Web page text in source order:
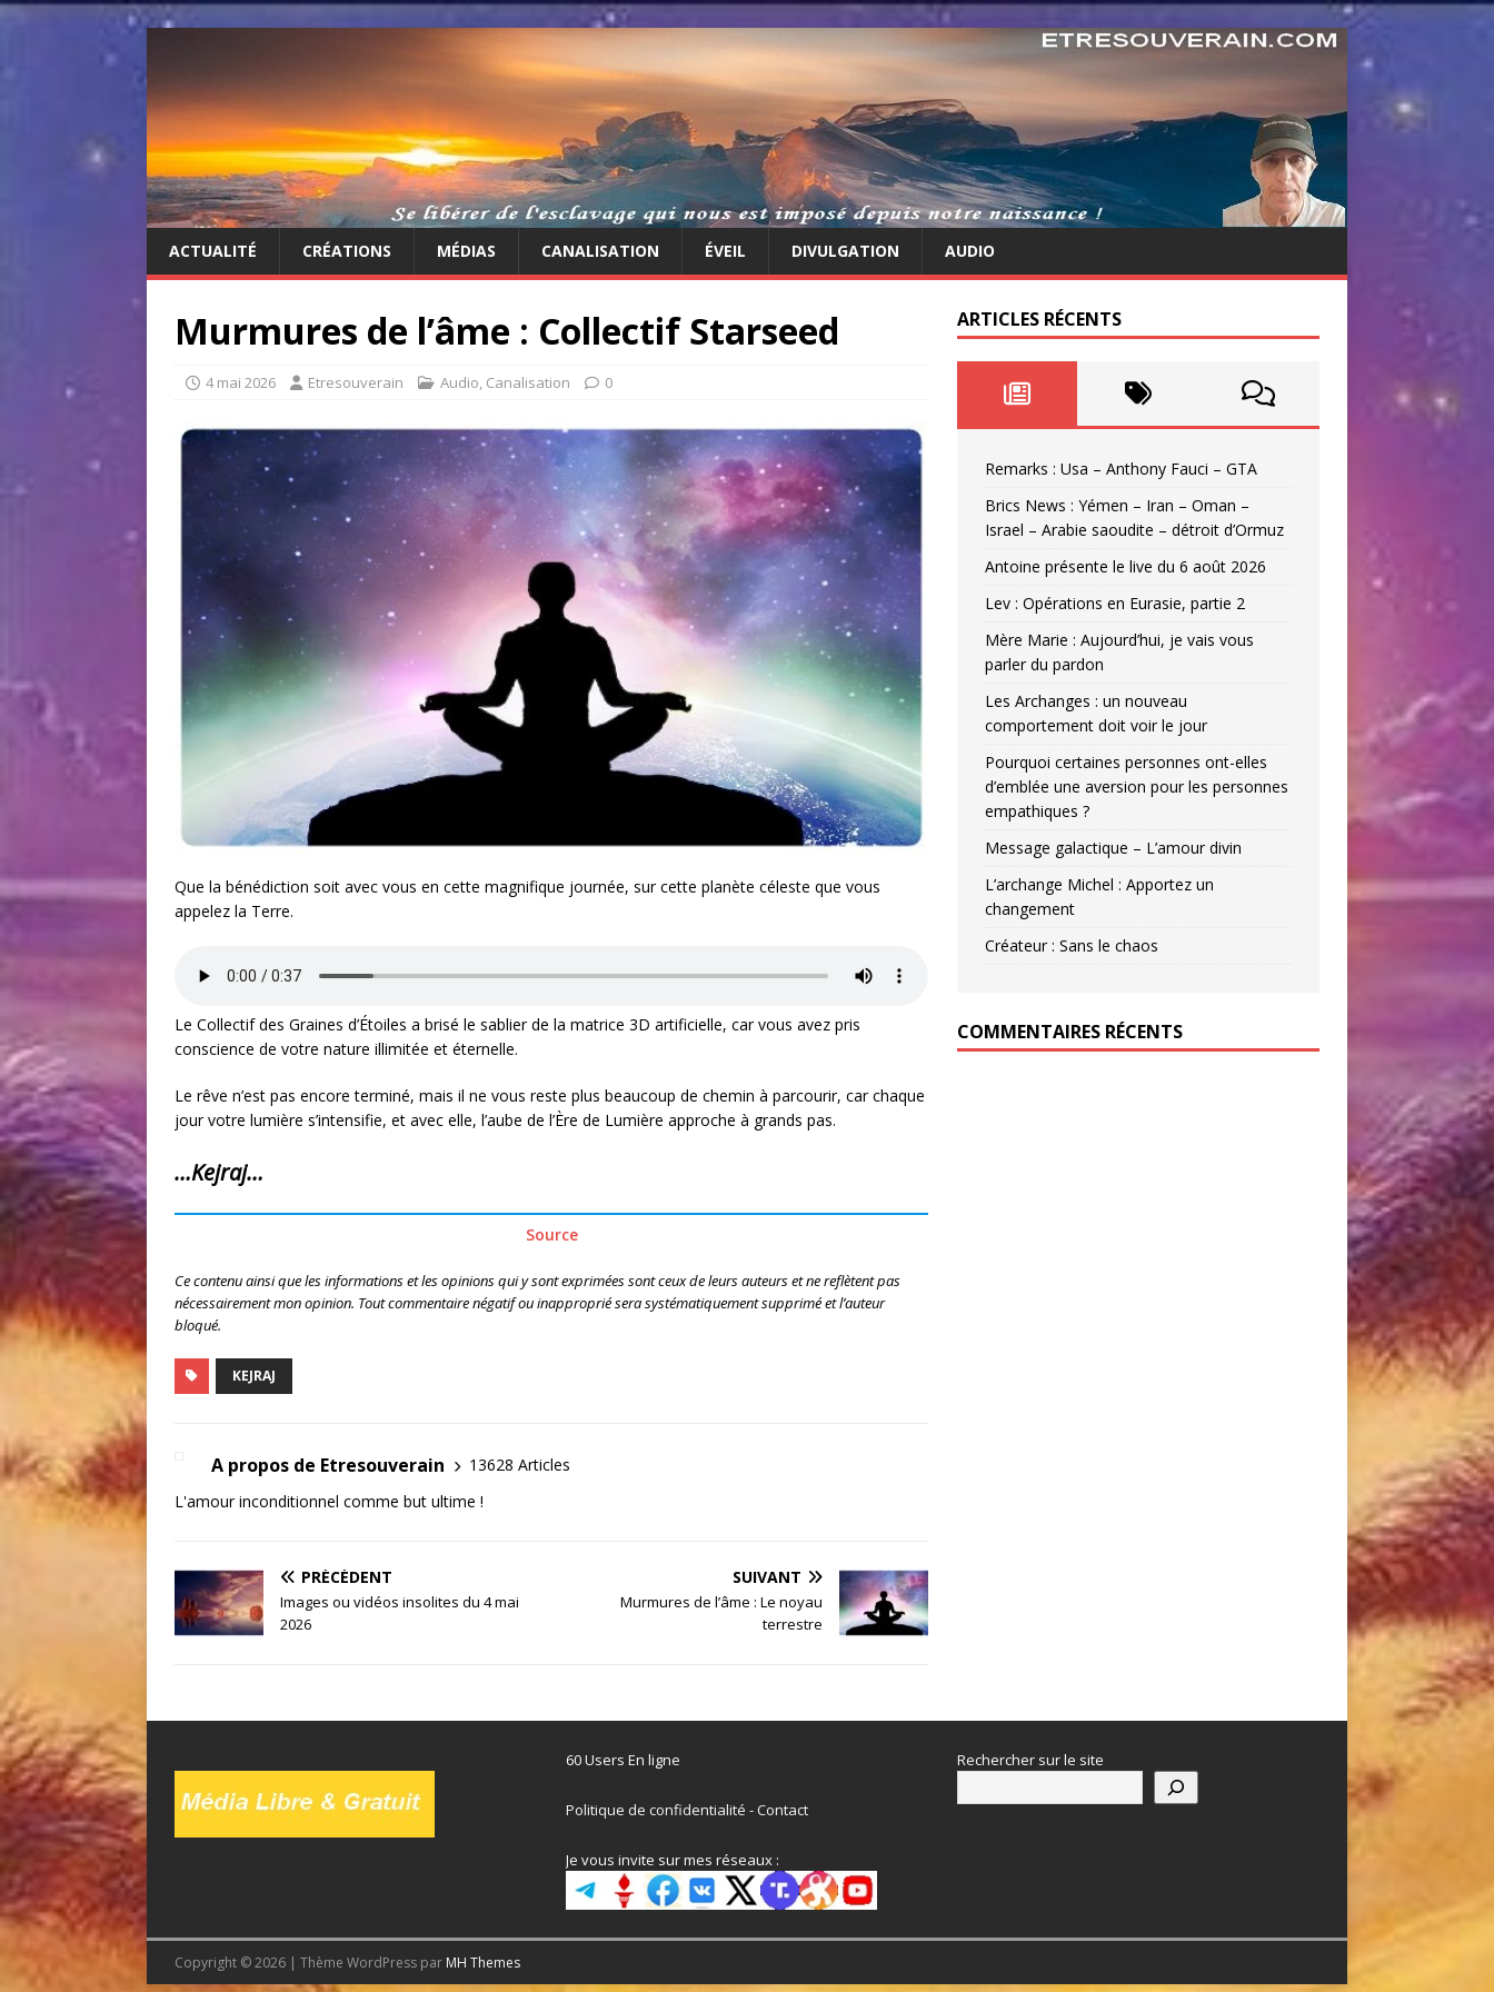
ACTUALITÉ CRÉATIONS MÉDIAS CANALISATION ÉVEIL DIVULGATION AUDIO
Murmures de l’âme : Collectif Starseed
4 mai 2026 Etresouverain Audio, Canalisation 0
Que la bénédiction soit avec vous en cette magnifique journée, sur cette planète céleste que vous
appelez la Terre.
Le Collectif des Graines d’Étoiles a brisé le sablier de la matrice 3D artificielle, car vous avez pris
conscience de votre nature illimitée et éternelle.
Le rêve n’est pas encore terminé, mais il ne vous reste plus beaucoup de chemin à parcourir, car chaque
jour votre lumière s’intensifie, et avec elle, l’aube de l’Ère de Lumière approche à grands pas.
…Kejraj…
Source
Ce contenu ainsi que les informations et les opinions qui y sont exprimées sont ceux de leurs auteurs et ne reflètent pas
nécessairement mon opinion. Tout commentaire négatif ou inapproprié sera systématiquement supprimé et l’auteur
bloqué.
KEJRAJ
A propos de Etresouverain
13628 Articles
L'amour inconditionnel comme but ultime !
PRÉCÉDENT
Images ou vidéos insolites du 4 mai
2026
SUIVANT
Murmures de l’âme : Le noyau
terrestre
ARTICLES RÉCENTS
Remarks : Usa – Anthony Fauci – GTA
Brics News : Yémen – Iran – Oman –
Israel – Arabie saoudite – détroit d’Ormuz
Antoine présente le live du 6 août 2026
Lev : Opérations en Eurasie, partie 2
Mère Marie : Aujourd’hui, je vais vous
parler du pardon
Les Archanges : un nouveau
comportement doit voir le jour
Pourquoi certaines personnes ont-elles
d’emblée une aversion pour les personnes
empathiques ?
Message galactique – L’amour divin
L’archange Michel : Apportez un
changement
Créateur : Sans le chaos
COMMENTAIRES RÉCENTS
60 Users En ligne
Politique de confidentialité -Contact
Je vous invite sur mes réseaux :
Rechercher sur le site
Copyright © 2026 | Thème WordPress par MH Themes